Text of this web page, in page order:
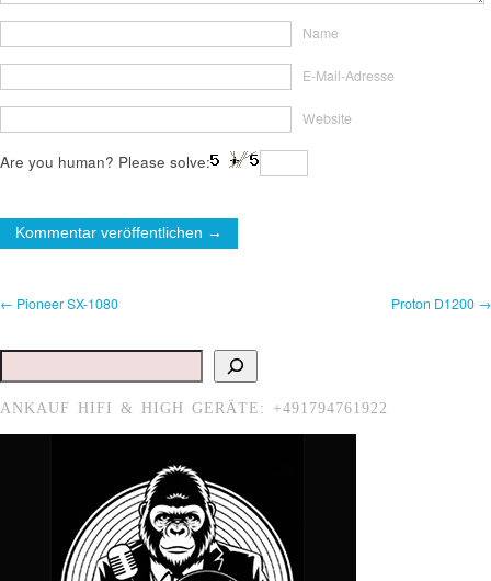
Name
E-Mail-Adresse
Website
Are you human? Please solve:
← Pioneer SX-1080 Proton D1200 →
Suchen
ANKAUF HIFI & HIGH GERÄTE: +491794761922